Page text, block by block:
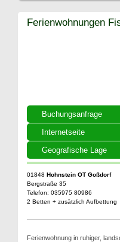
Buchungsanfrage
Internetseite
Geografische Lage
Ferienwohnungen
01848 Hohnstein OT Goßdorf
Bergstraße 35
Telefon: 035975 80986
2 Betten + zusätzlich Aufbettung
Ferienwohnung in ruhiger,